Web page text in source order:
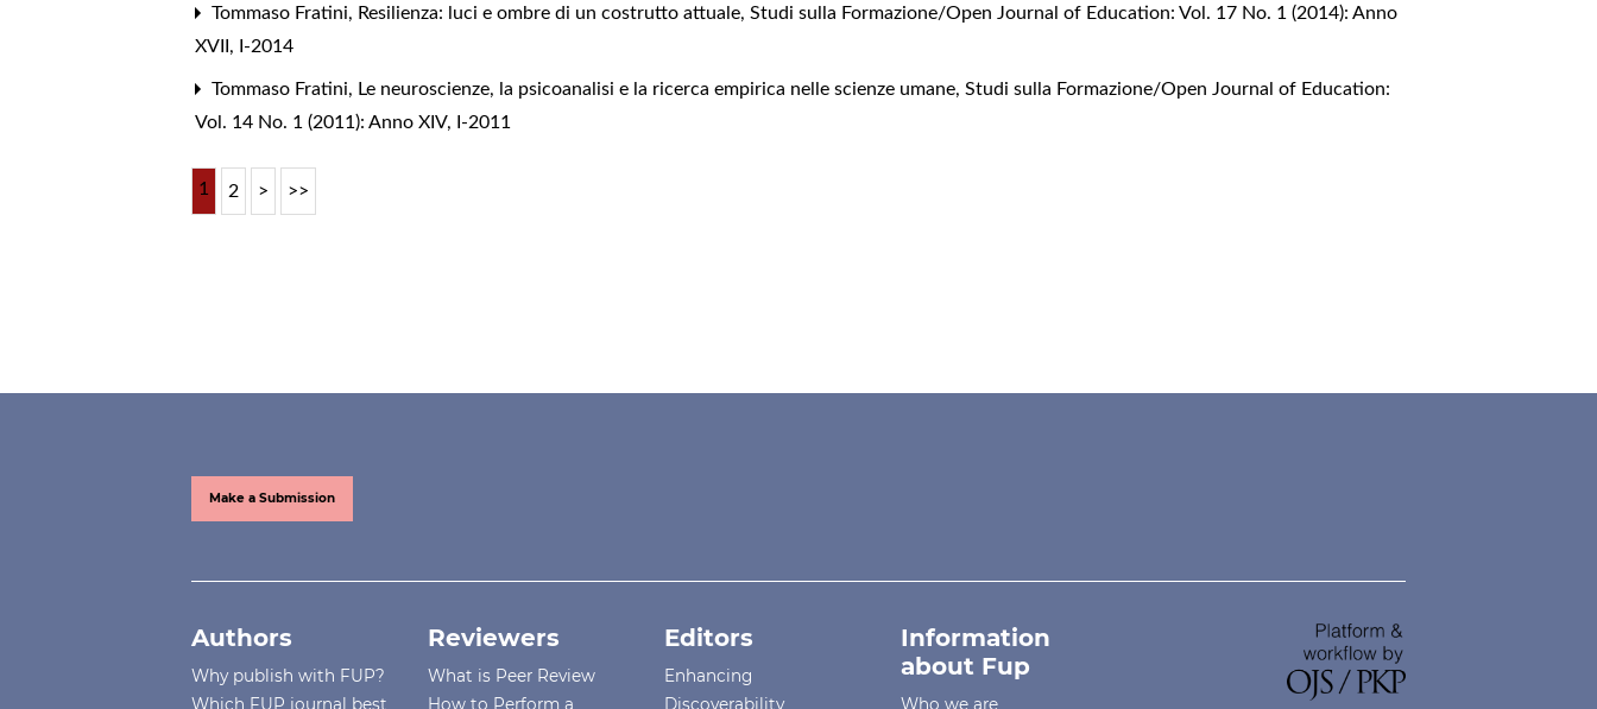
Tommaso Fratini, Resilienza: luci e ombre di un costrutto attuale,Studi sulla Formazione/Open Journal of Education: Vol. 17 No. 1 (2014): Anno
XVII, I-2014
Tommaso Fratini, Le neuroscienze, la psicoanalisi e la ricerca empirica nelle scienze umane,Studi sulla Formazione/Open Journal of Education:
Vol. 14 No. 1 (2011): Anno XIV, I-2011
1 2 > >>
Make a Submission
Authors
Why publish with FUP?
Which FUP journal best
Reviewers
What is Peer Review
How to Perform a
Editors
Enhancing
Discoverability
Information
about Fup
Who we are